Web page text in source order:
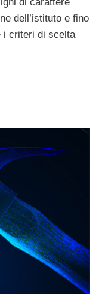
dell’istituto e fino
i criteri di scelta